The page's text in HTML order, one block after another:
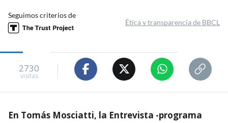
Seguimos criterios de
Ética y transparencia de BBCL
2730
visitas
En Tomás Mosciatti, la Entrevista -programa